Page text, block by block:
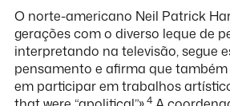
O norte-americano Neil Patrick
gerações com o diverso leque de
interpretando na televisão, segue
pensamento e afirma que
em participar em trabalhos
4